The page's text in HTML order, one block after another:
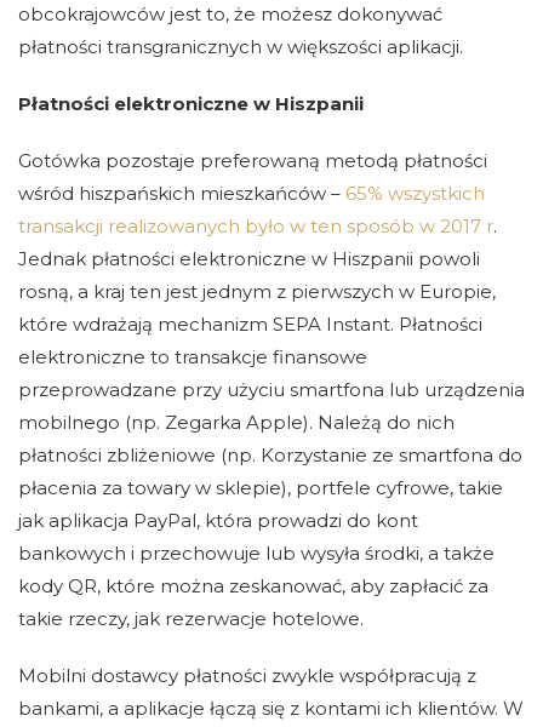
obcokrajowców jest to, że możesz dokonywać
płatności transgranicznych w większości aplikacji.
Płatności elektroniczne w Hiszpanii
Gotówka pozostaje preferowaną metodą płatności
wśród hiszpańskich mieszkańców – 65% wszystkich
transakcji realizowanych było w ten sposób w 2017 r.
Jednak płatności elektroniczne w Hiszpanii powoli
rosną, a kraj ten jest jednym z pierwszych w Europie,
które wdrażają mechanizm SEPA Instant. Płatności
elektroniczne to transakcje finansowe
przeprowadzane przy użyciu smartfona lub urządzenia
mobilnego (np. Zegarka Apple). Należą do nich
płatności zbliżeniowe (np. Korzystanie ze smartfona do
płacenia za towary w sklepie), portfele cyfrowe, takie
jak aplikacja PayPal, która prowadzi do kont
bankowych i przechowuje lub wysyła środki, a także
kody QR, które można zeskanować, aby zapłacić za
takie rzeczy, jak rezerwacje hotelowe.
Mobilni dostawcy płatności zwykle współpracują z
bankami, a aplikacje łączą się z kontami ich klientów. W